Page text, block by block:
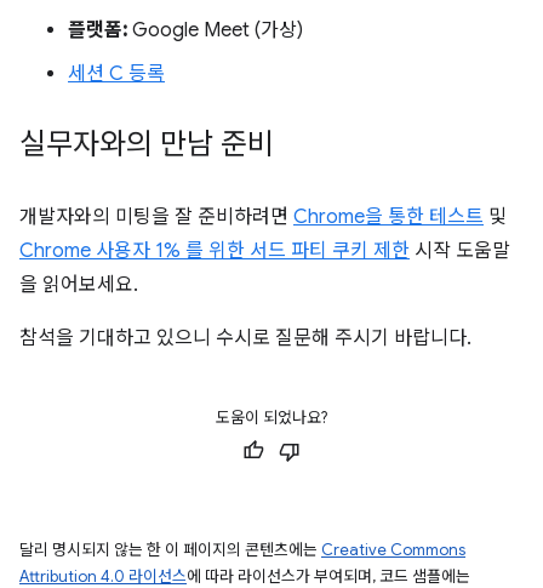
플랫폼: Google Meet (가상)
세션 C 등록
실무자와의 만남 준비
개발자와의 미팅을 잘 준비하려면 Chrome을 통한 테스트 및
Chrome 사용자 1% 를 위한 서드 파티 쿠키 제한 시작 도움말
을 읽어보세요.
참석을 기대하고 있으니 수시로 질문해 주시기 바랍니다.
도움이 되었나요?
달리 명시되지 않는 한 이 페이지의 콘텐츠에는 Creative Commons
Attribution 4.0 라이선스에 따라 라이선스가 부여되며, 코드 샘플에는